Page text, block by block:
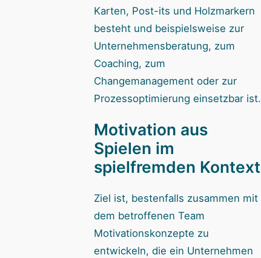
Karten, Post-its und Holzmarkern
besteht und beispielsweise zur
Unternehmensberatung, zum
Coaching, zum
Changemanagement oder zur
Prozessoptimierung einsetzbar ist.
Motivation aus
Spielen im
spielfremden Kontext
Ziel ist, bestenfalls zusammen mit
dem betroffenen Team
Motivationskonzepte zu
entwickeln, die ein Unternehmen